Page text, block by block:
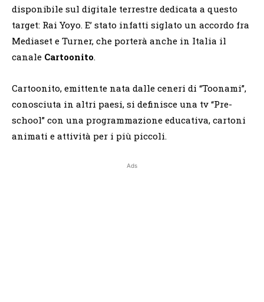
disponibile sul digitale terrestre dedicata a questo
target: Rai Yoyo. E’ stato infatti siglato un accordo fra
Mediaset e Turner, che porterà anche in Italia il
canale Cartoonito.
Cartoonito, emittente nata dalle ceneri di “Toonami”,
conosciuta in altri paesi, si definisce una tv “Pre-
school” con una programmazione educativa, cartoni
animati e attività per i più piccoli.
Ads